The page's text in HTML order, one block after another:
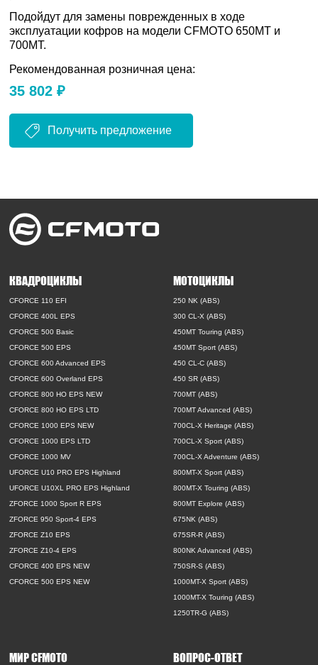
Подойдут для замены поврежденных в ходе
эксплуатации кофров на модели CFMOTO 650MT и
700MT.
Рекомендованная розничная цена:
35 802 ₽
Получить предложение
КВАДРОЦИКЛЫ
CFORCE 110 EFI
CFORCE 400L EPS
CFORCE 500 Basic
CFORCE 500 EPS
CFORCE 600 Advanced EPS
CFORCE 600 Overland EPS
CFORCE 800 HO EPS NEW
CFORCE 800 HO EPS LTD
CFORCE 1000 EPS NEW
CFORCE 1000 EPS LTD
CFORCE 1000 MV
UFORCE U10 PRO EPS Highland
UFORCE U10XL PRO EPS Highland
ZFORCE 1000 Sport R EPS
ZFORCE 950 Sport-4 EPS
ZFORCE Z10 EPS
ZFORCE Z10-4 EPS
CFORCE 400 EPS NEW
CFORCE 500 EPS NEW
МОТОЦИКЛЫ
250 NK (ABS)
300 CL-X (ABS)
450MT Touring (ABS)
450MT Sport (ABS)
450 CL-C (ABS)
450 SR (ABS)
700MT (ABS)
700MT Advanced (ABS)
700CL-X Heritage (ABS)
700CL-X Sport (ABS)
700CL-X Adventure (ABS)
800MT-X Sport (ABS)
800MT-X Touring (ABS)
800MT Explore (ABS)
675NK (ABS)
675SR-R (ABS)
800NK Advanced (ABS)
750SR-S (ABS)
1000MT-X Sport (ABS)
1000MT-X Touring (ABS)
1250TR-G (ABS)
МИР CFMOTO
ВОПРОС-ОТВЕТ